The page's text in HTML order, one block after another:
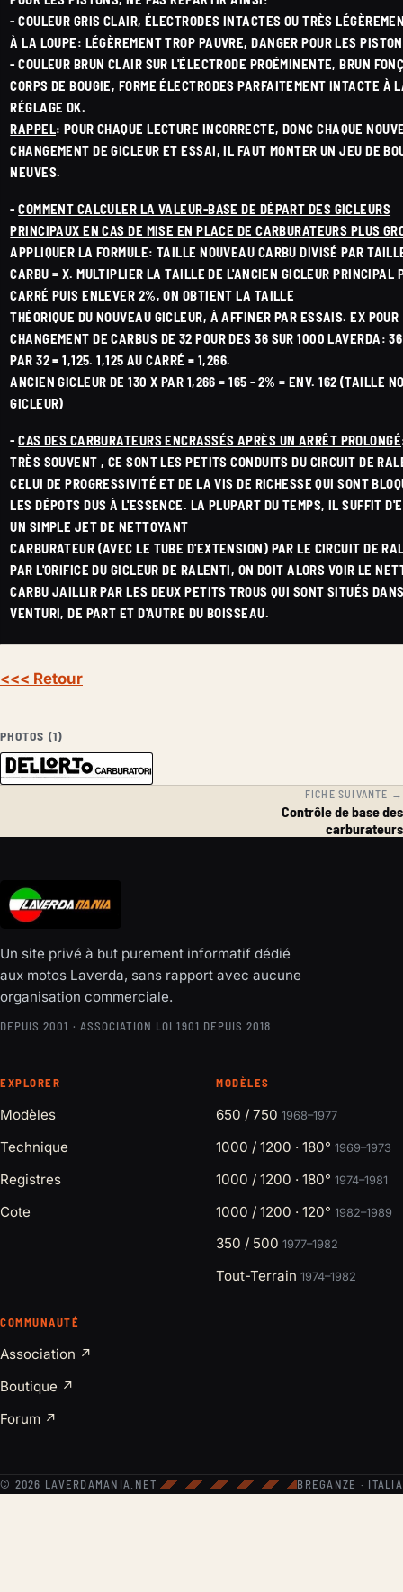
- COULEUR GRIS CLAIR, ÉLECTRODES INTACTES OU TRÈS
À LA LOUPE: LÉGÈREMENT TROP PAUVRE, DANGER POUR LES
- COULEUR BRUN CLAIR SUR L'ÉLECTRODE PROÉMINENTE, BRUN
CORPS DE BOUGIE, FORME ÉLECTRODES PARFAITEMENT INTACTE À
RÉGLAGE OK.
RAPPEL: POUR CHAQUE LECTURE INCORRECTE, DONC CHAQUE
CHANGEMENT DE GICLEUR ET ESSAI, IL FAUT MONTER UN JEU DE
NEUVES.
-COMMENT CALCULER LA VALEUR-BASE DE DÉPART DES GICLEURS
PRINCIPAUX EN CAS DE MISE EN PLACE DE CARBURATEURS PLUS
APPLIQUER LA FORMULE: TAILLE NOUVEAU CARBU DIVISÉ PAR
CARBU = X. MULTIPLIER LA TAILLE DE L'ANCIEN GICLEUR PRINCIPAL
CARRÉ PUIS ENLEVER 2%, ON OBTIENT LA TAILLE
THÉORIQUE DU NOUVEAU GICLEUR, À AFFINER PAR ESSAIS. EX POUR
CHANGEMENT DE CARBUS DE 32 POUR DES 36 SUR 1000 LAVERDA:
PAR 32 = 1,125. 1,125 AU CARRÉ = 1,266.
ANCIEN GICLEUR DE 130 X PAR 1,266 = 165 - 2% = ENV. 162 (TAILLE
GICLEUR)
-CAS DES CARBURATEURS ENCRASSÉS APRÈS UN ARRÊT PROLONGÉ
TRÈS SOUVENT , CE SONT LES PETITS CONDUITS DU CIRCUIT DE
CELUI DE PROGRESSIVITÉ ET DE LA VIS DE RICHESSE QUI SONT
LES DÉPOTS DUS À L'ESSENCE. LA PLUPART DU TEMPS, IL SUFFIT
UN SIMPLE JET DE NETTOYANT
CARBURATEUR (AVEC LE TUBE D'EXTENSION) PAR LE CIRCUIT DE
PAR L'ORIFICE DU GICLEUR DE RALENTI, ON DOIT ALORS VOIR LE
CARBU JAILLIR PAR LES DEUX PETITS TROUS QUI SONT SITUÉS
VENTURI, DE PART ET D'AUTRE DU BOISSEAU.
<<< Retour
PHOTOS (1)
FICHE SUIVANTE →
Contrôle de base des
carburateurs
Un site privé à but purement informatif dédié
aux motos Laverda, sans rapport avec aucune
organisation commerciale.
DEPUIS 2001 · ASSOCIATION LOI 1901 DEPUIS 2018
EXPLORER
Modèles
Technique
Registres
Cote
MODÈLES
650 / 750 1968–1977
1000 / 1200 · 180° 1969–1973
1000 / 1200 · 180° 1974–1981
1000 / 1200 · 120° 1982–1989
350 / 500 1977–1982
Tout-Terrain 1974–1982
COMMUNAUTÉ
Association ↗
Boutique ↗
Forum ↗
© 2026 LAVERDAMANIA.NET BREGANZE · ITALIA